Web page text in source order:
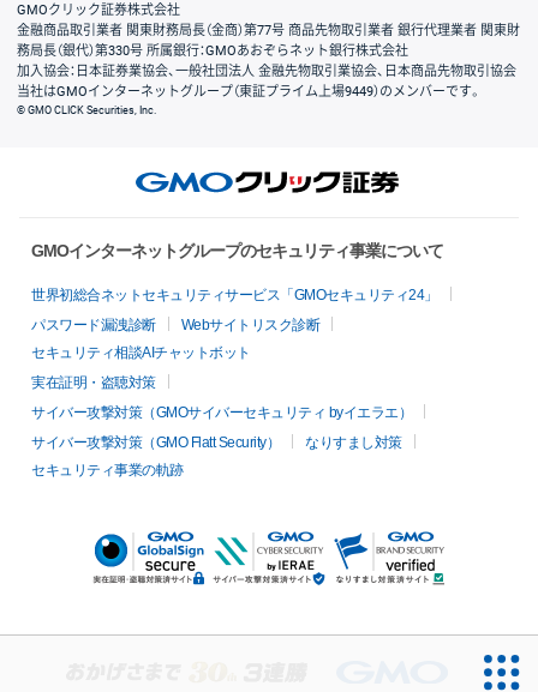
GMOクリック証券株式会社
金融商品取引業者 関東財務局長（金商）第77号 商品先物取引業者 銀行代理業者 関東財
務局長（銀代）第330号 所属銀行：GMOあおぞらネット銀行株式会社
加入協会：日本証券業協会、一般社団法人 金融先物取引業協会、日本商品先物取引協会
当社はGMOインターネットグループ（東証プライム上場9449）のメンバーです。
© GMO CLICK Securities, Inc.
GMOインターネットグループのセキュリティ事業について
世界初総合ネットセキュリティサービス「GMOセキュリティ24」
パスワード漏洩診断
Webサイトリスク診断
セキュリティ相談AIチャットボット
実在証明・盗聴対策
サイバー攻撃対策（GMOサイバーセキュリティ byイエラエ）
サイバー攻撃対策（GMO Flatt Security）
なりすまし対策
セキュリティ事業の軌跡